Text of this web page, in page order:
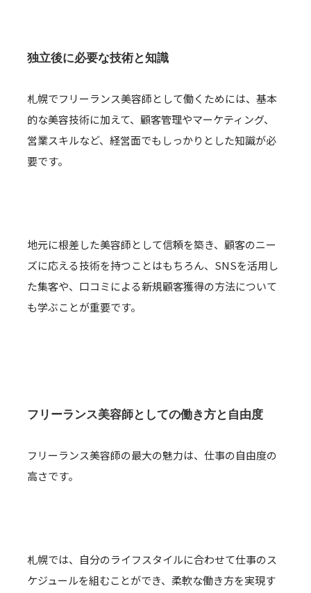
独立後に必要な技術と知識
札幌でフリーランス美容師として働くためには、基本
的な美容技術に加えて、顧客管理やマーケティング、
営業スキルなど、経営面でもしっかりとした知識が必
要です。
地元に根差した美容師として信頼を築き、顧客のニー
ズに応える技術を持つことはもちろん、SNSを活用し
た集客や、口コミによる新規顧客獲得の方法について
も学ぶことが重要です。
フリーランス美容師としての働き方と自由度
フリーランス美容師の最大の魅力は、仕事の自由度の
高さです。
札幌では、自分のライフスタイルに合わせて仕事のス
ケジュールを組むことができ、柔軟な働き方を実現す